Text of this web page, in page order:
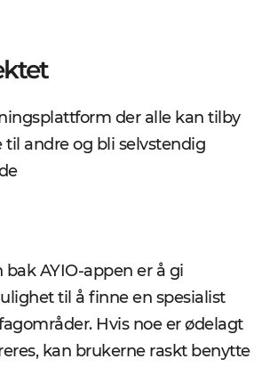
der alle kan tilby
til andre og bli selvstendig
bak AYIO-appen er å gi
til å finne en spesialist
Hvis noe er ødelagt
kan brukerne raskt benytte